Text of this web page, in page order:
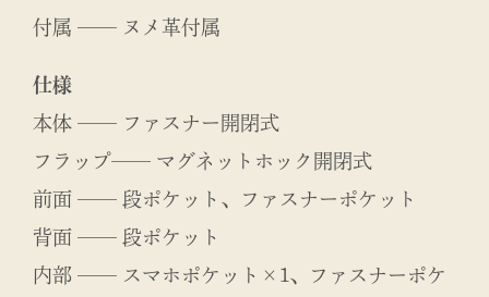
付属 ── ヌメ革付属
仕様
本体 ── ファスナー開閉式
フラップ── マグネットホック開閉式
前面 ── 段ポケット、ファスナーポケット
背面 ── 段ポケット
内部 ── スマホポケット×1、ファスナーポケ